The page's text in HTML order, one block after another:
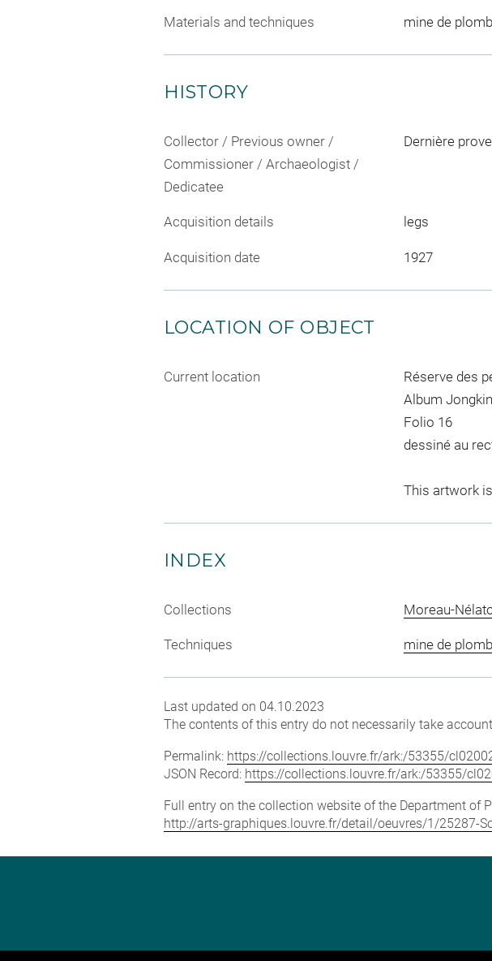
Materials and techniques mine de plomb
HISTORY
Collector / Previous owner /
Commissioner / Archaeologist /
Dedicatee
Dernière
Acquisition details legs
Acquisition date 1927
LOCATION OF OBJECT
Current location
Réserve des
Album
Folio 16
dessiné au
This artwork
INDEX
Collections Moreau-
Techniques mine de plomb
Last updated on 04.10.2023
The contents of this entry do not necessarily take
Permalink: https://collections.louvre.fr/ark:/53355/
JSON Record: https://collections.louvre.fr/ark:/53355/
Full entry on the collection website of the Department of
http://arts-graphiques.louvre.fr/detail/oeuvres/1/25287-